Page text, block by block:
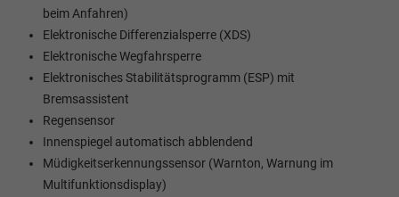
beim Anfahren)
Elektronische Differenzialsperre (XDS)
Elektronische Wegfahrsperre
Elektronisches Stabilitätsprogramm (ESP) mit
Bremsassistent
Regensensor
Innenspiegel automatisch abblendend
Müdigkeitserkennungssensor (Warnton, Warnung im
Multifunktionsdisplay)